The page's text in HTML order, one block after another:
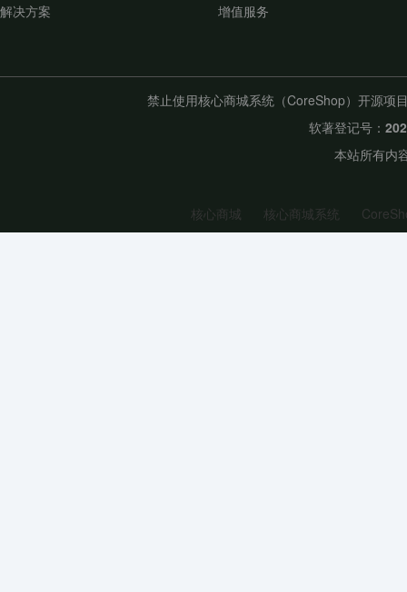
解决方案
增值服务
禁止使用核心商城系统（CoreShop）开源项
软著登记号：
本站所有内
核心商城 核心商城系统